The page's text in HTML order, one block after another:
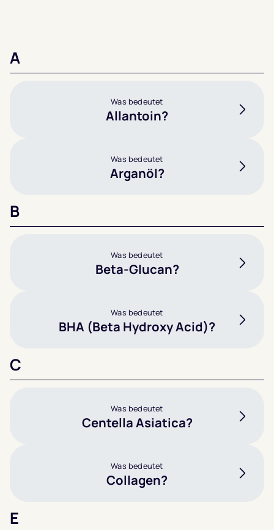
A
Was bedeutet
Allantoin?
Was bedeutet
Arganöl?
B
Was bedeutet
Beta-Glucan?
Was bedeutet
BHA (Beta Hydroxy Acid)?
C
Was bedeutet
Centella Asiatica?
Was bedeutet
Collagen?
E